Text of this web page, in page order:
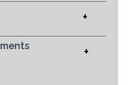
+
+